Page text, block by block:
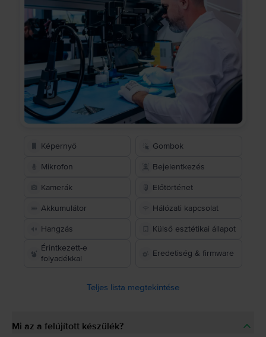
Képernyő Gombok
Mikrofon Bejelentkezés
Kamerák Előtörténet
Akkumulátor Hálózati kapcsolat
Hangzás
Külső esztétikai állapot
Érintkezett-e
folyadékkal
Eredetiség & firmware
Teljes lista megtekintése
Mi az a felújított készülék?